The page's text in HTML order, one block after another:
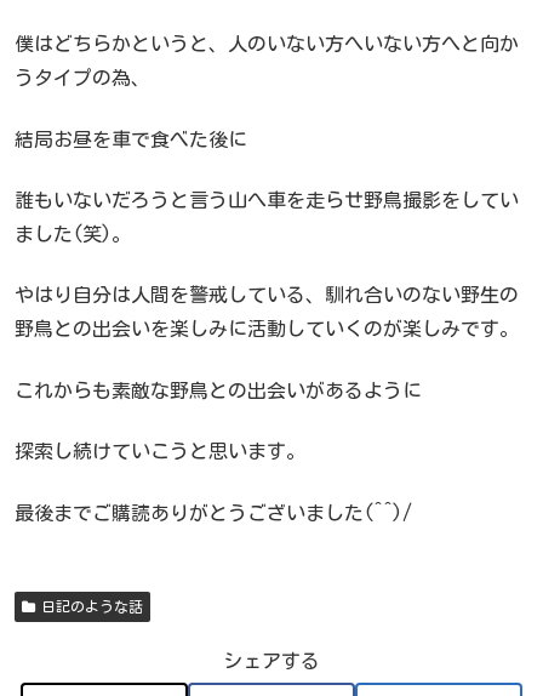
僕はどちらかというと、人のいない方へいない方へと向か
うタイプの為、
結局お昼を車で食べた後に
誰もいないだろうと言う山へ車を走らせ野鳥撮影をしてい
ました(笑)。
やはり自分は人間を警戒している、馴れ合いのない野生の
野鳥との出会いを楽しみに活動していくのが楽しみです。
これからも素敵な野鳥との出会いがあるように
探索し続けていこうと思います。
最後までご購読ありがとうございました(^^)/
日記のような話
シェアする